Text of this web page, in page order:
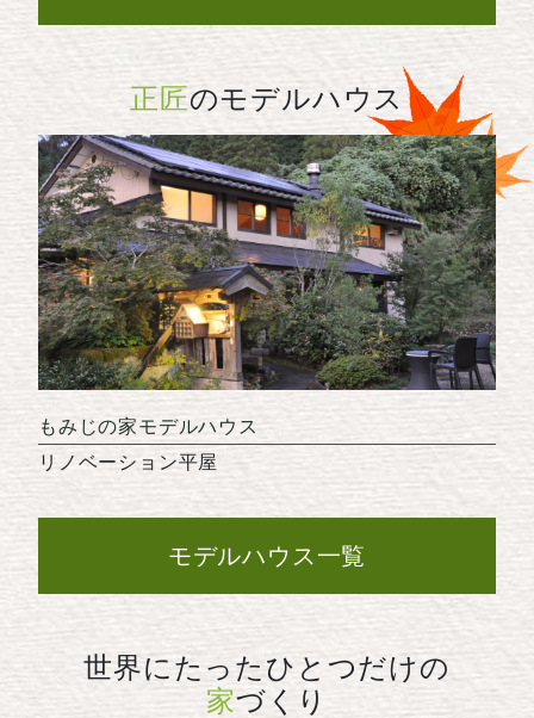
正匠のモデルハウス
もみじの家モデルハウス
リノベーション平屋
モデルハウス一覧
世界にたったひとつだけの
家づくり